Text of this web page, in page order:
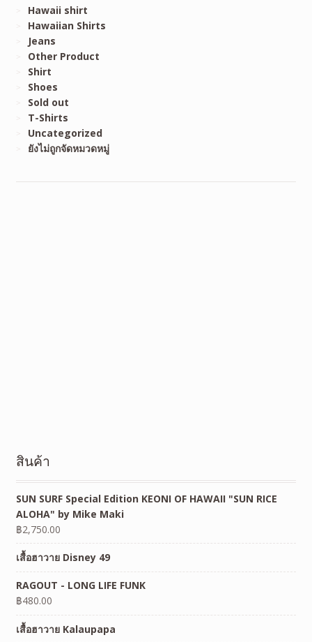
Hawaii shirt
Hawaiian Shirts
Jeans
Other Product
Shirt
Shoes
Sold out
T-Shirts
Uncategorized
ยังไม่ถูกจัดหมวดหมู่
สินค้า
SUN SURF Special Edition KEONI OF HAWAII "SUN RICE
ALOHA" by Mike Maki
฿2,750.00
เสื้อฮาวาย Disney 49
RAGOUT - LONG LIFE FUNK
฿480.00
เสื้อฮาวาย Kalaupapa